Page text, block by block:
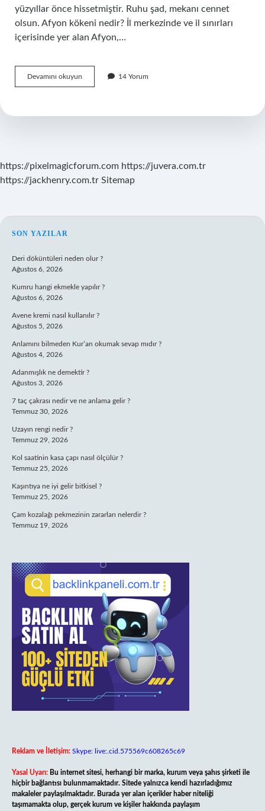
yüzyıllar önce hissetmiştir. Ruhu şad, mekanı cennet
olsun. Afyon kökeni nedir? İl merkezinde ve il sınırları
içerisinde yer alan Afyon,…
Devamını okuyun Afyonda
Hangi
14 Yorum
https://pixelmagicforum.com https://juvera.com.tr
https://jackhenry.com.tr Sitemap
SIDEBAR
SON YAZILAR
Deri döküntüleri neden olur ?
Ağustos 6, 2026
Kumru hangi ekmekle yapılır ?
Ağustos 6, 2026
Avene kremi nasıl kullanılır ?
Ağustos 5, 2026
Anlamını bilmeden Kur’an okumak sevap mıdır ?
Ağustos 4, 2026
Adanmışlık ne demektir ?
Ağustos 3, 2026
7 taç çakrası nedir ve ne anlama gelir ?
Temmuz 30, 2026
Uzayın rengi nedir ?
Temmuz 29, 2026
Kol saatinin kasa çapı nasıl ölçülür ?
Temmuz 25, 2026
Kaşıntıya ne iyi gelir bitkisel ?
Temmuz 25, 2026
Çam kozalağı pekmezinin zararları nelerdir ?
Temmuz 19, 2026
Reklam ve İletişim: Skype: live:.cid.575569c608265c69
Yasal Uyarı: Bu internet sitesi, herhangi bir marka, kurum veya şahıs şirketi ile
hiçbir bağlantısı bulunmamaktadır. Sitede yalnızca kendi hazırladığımız
makaleler paylaşılmaktadır. Burada yer alan içerikler haber niteliği
taşımamakta olup, gerçek kurum ve kişiler hakkında paylaşım